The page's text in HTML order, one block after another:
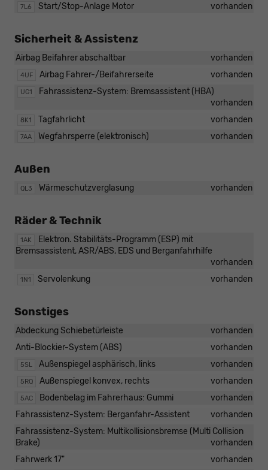
7L6 Start/Stop-Anlage Motor vorhanden
Sicherheit & Assistenz
Airbag Beifahrer abschaltbar vorhanden
4UF Airbag Fahrer-/Beifahrerseite vorhanden
UG1
Fahrassistenz-System: Bremsassistent (HBA)
vorhanden
8K1 Tagfahrlicht vorhanden
7AA Wegfahrsperre (elektronisch) vorhanden
Außen
QL3 Wärmeschutzverglasung vorhanden
Räder & Technik
1AK
Elektron. Stabilitäts-Programm (ESP) mit
Bremsassistent, ASR/ABS, EDS und Berganfahrhilfe
vorhanden
1N1 Servolenkung vorhanden
Sonstiges
Abdeckung Schiebetürleiste
vorhanden
Anti-Blockier-System (ABS)
vorhanden
5SL Außenspiegel asphärisch, links vorhanden
5RQ Außenspiegel konvex, rechts vorhanden
5AC Bodenbelag im Fahrerhaus: Gummi
vorhanden
Fahrassistenz-System: Berganfahr-Assistent
vorhanden
Fahrassistenz-System: Multikollisionsbremse (Multi Collision
Brake)
vorhanden
Fahrwerk 17"
vorhanden